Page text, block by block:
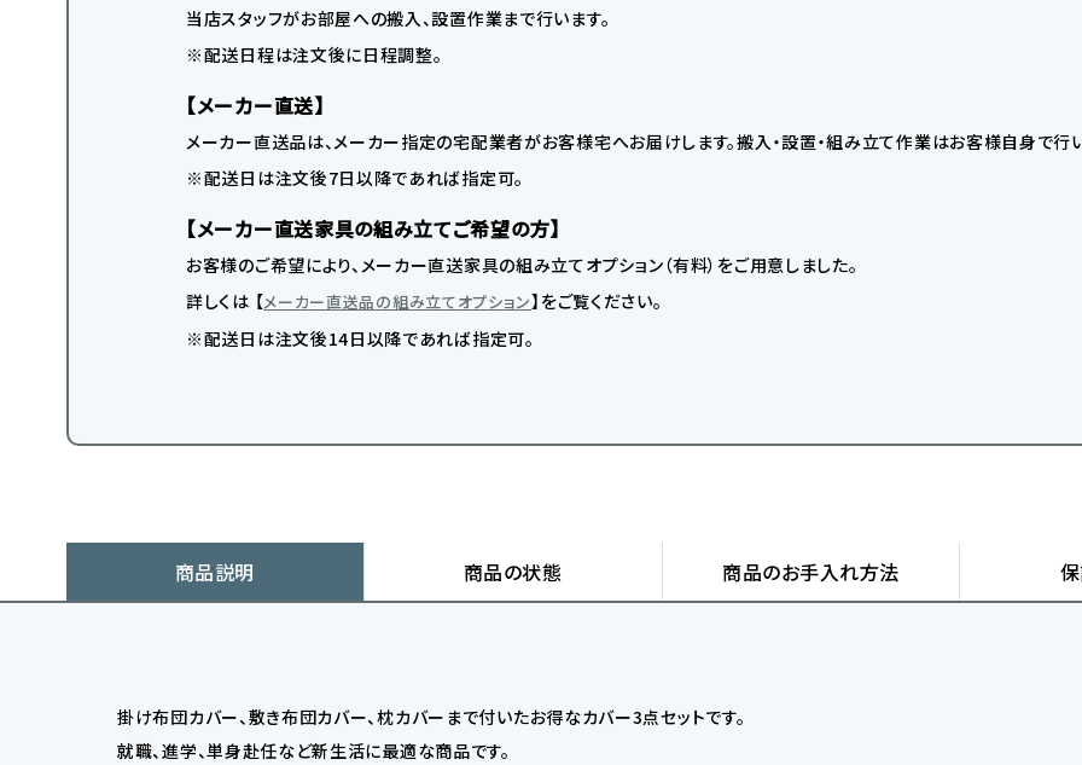
当店スタッフがお部屋への搬入、設置作業まで行います。
※配送日程は注文後に日程調整。
【メーカー直送】
メーカー直送品は、メーカー指定の宅配業者がお客様宅へお届けします。搬入・設置・組み立て作業はお客様自身で行
※配送日は注文後7日以降であれば指定可。
【メーカー直送家具の組み立てご希望の方】
お客様のご希望により、メーカー直送家具の組み立てオプション（有料）をご用意しました。
詳しくは 【メーカー直送品の組み立てオプション】をご覧ください。
※配送日は注文後14日以降であれば指定可。
商品説明 商品の状態 商品のお手入れ方法
掛け布団カバー、敷き布団カバー、枕カバーまで付いたお得なカバー3点セットです。
就職、進学、単身赴任など新生活に最適な商品です。